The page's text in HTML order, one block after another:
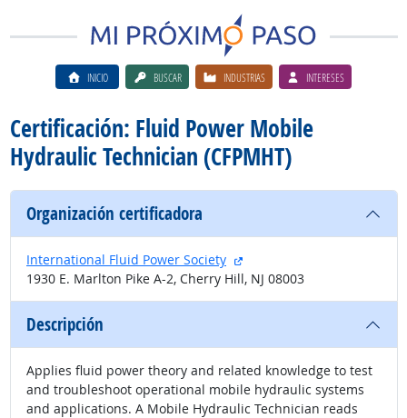
INICIO BUSCAR INDUSTRIAS INTERESES
Certificación: Fluid Power Mobile
Hydraulic Technician (CFPMHT)
Organización certificadora
International Fluid Power Society
sitio externo
1930 E. Marlton Pike A-2, Cherry Hill, NJ 08003
Descripción
Applies fluid power theory and related knowledge to test
and troubleshoot operational mobile hydraulic systems
and applications. A Mobile Hydraulic Technician reads